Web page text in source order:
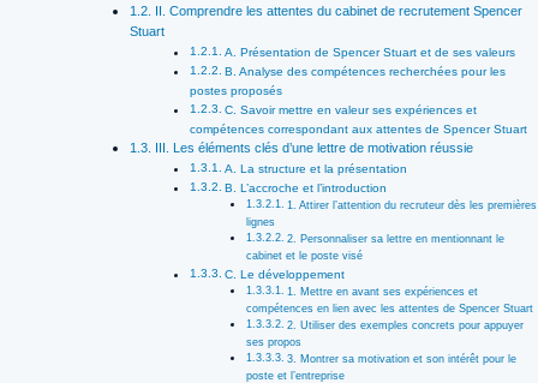
II. Comprendre les attentes du cabinet de recrutement Spencer
Stuart
A. Présentation de Spencer Stuart et de ses valeurs
B. Analyse des compétences recherchées pour les
postes proposés
C. Savoir mettre en valeur ses expériences et
compétences correspondant aux attentes de Spencer Stuart
III. Les éléments clés d’une lettre de motivation réussie
A. La structure et la présentation
B. L’accroche et l’introduction
1. Attirer l’attention du recruteur dès les premières
lignes
2. Personnaliser sa lettre en mentionnant le
cabinet et le poste visé
C. Le développement
1. Mettre en avant ses expériences et
compétences en lien avec les attentes de Spencer Stuart
2. Utiliser des exemples concrets pour appuyer
ses propos
3. Montrer sa motivation et son intérêt pour le
poste et l’entreprise